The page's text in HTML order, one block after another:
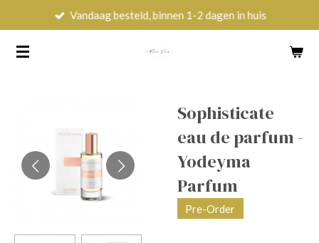
naar
Vandaag besteld, binnen 1-2 dagen in huis
Sophisticate
eau de parfum -
Yodeyma
Parfum
Pre-Order